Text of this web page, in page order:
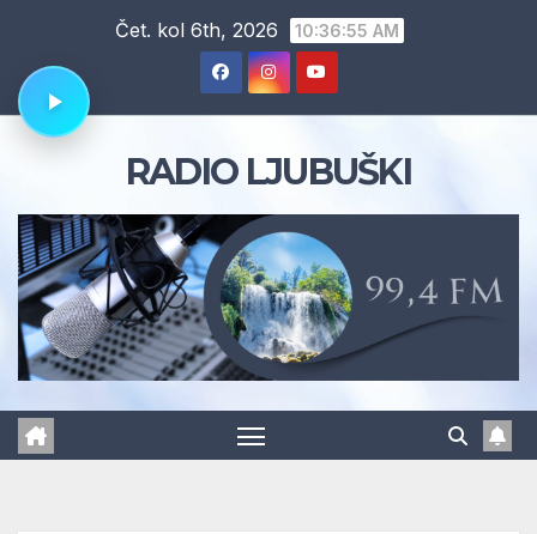
content
Čet. kol 6th, 2026 10:36:55 AM
RADIO LJUBUŠKI